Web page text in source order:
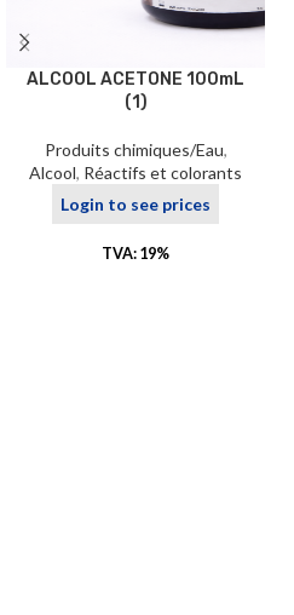
ALCOOL ACETONE 100mL
(1)
Produits chimiques/Eau,
Alcool, Réactifs et colorants
Login to see prices
TVA: 19%